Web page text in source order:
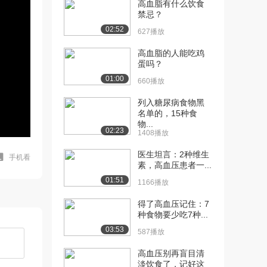
手机看
02:52
高血脂有什么饮食
禁忌？
627播放
01:00
高血脂的人能吃鸡
蛋吗？
660播放
02:23
列入糖尿病食物黑
名单的，15种食
物...
1408播放
01:51
医生坦言：2种维生
素，高血压患者一...
1166播放
03:53
得了高血压记住：7
种食物要少吃7种...
587播放
高血压别再盲目清
淡饮食了，记好这